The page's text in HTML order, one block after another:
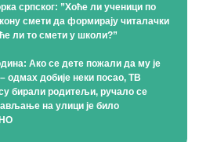
српског: ”Хоће ли ученици по
смети да формирају читалачки
ли то смети у школи?”
Ако се дете пожали да му је
одмах добије неки посао, ТВ
бирали родитељи, ручало се
на улици је било